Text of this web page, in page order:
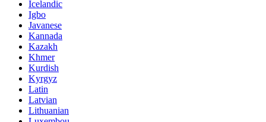
Icelandic
Igbo
Javanese
Kannada
Kazakh
Khmer
Kurdish
Kyrgyz
Latin
Latvian
Lithuanian